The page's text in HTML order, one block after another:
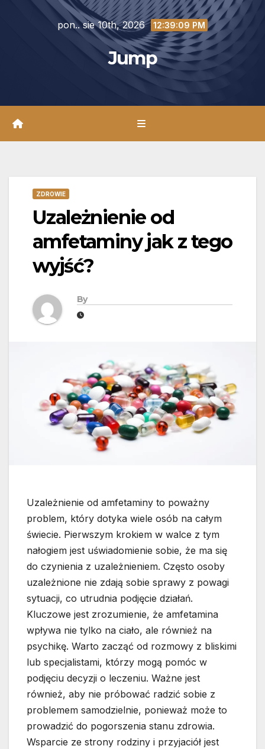
pon.. sie 10th, 2026 12:39:10 PM
Jump
ZDROWIE
Uzależnienie od
amfetaminy jak z tego
wyjść?
By
Uzależnienie od amfetaminy to poważny
problem, który dotyka wiele osób na całym
świecie. Pierwszym krokiem w walce z tym
nałogiem jest uświadomienie sobie, że ma się
do czynienia z uzależnieniem. Często osoby
uzależnione nie zdają sobie sprawy z powagi
sytuacji, co utrudnia podjęcie działań.
Kluczowe jest zrozumienie, że amfetamina
wpływa nie tylko na ciało, ale również na
psychikę. Warto zacząć od rozmowy z bliskimi
lub specjalistami, którzy mogą pomóc w
podjęciu decyzji o leczeniu. Ważne jest
również, aby nie próbować radzić sobie z
problemem samodzielnie, ponieważ może to
prowadzić do pogorszenia stanu zdrowia.
Wsparcie ze strony rodziny i przyjaciół jest